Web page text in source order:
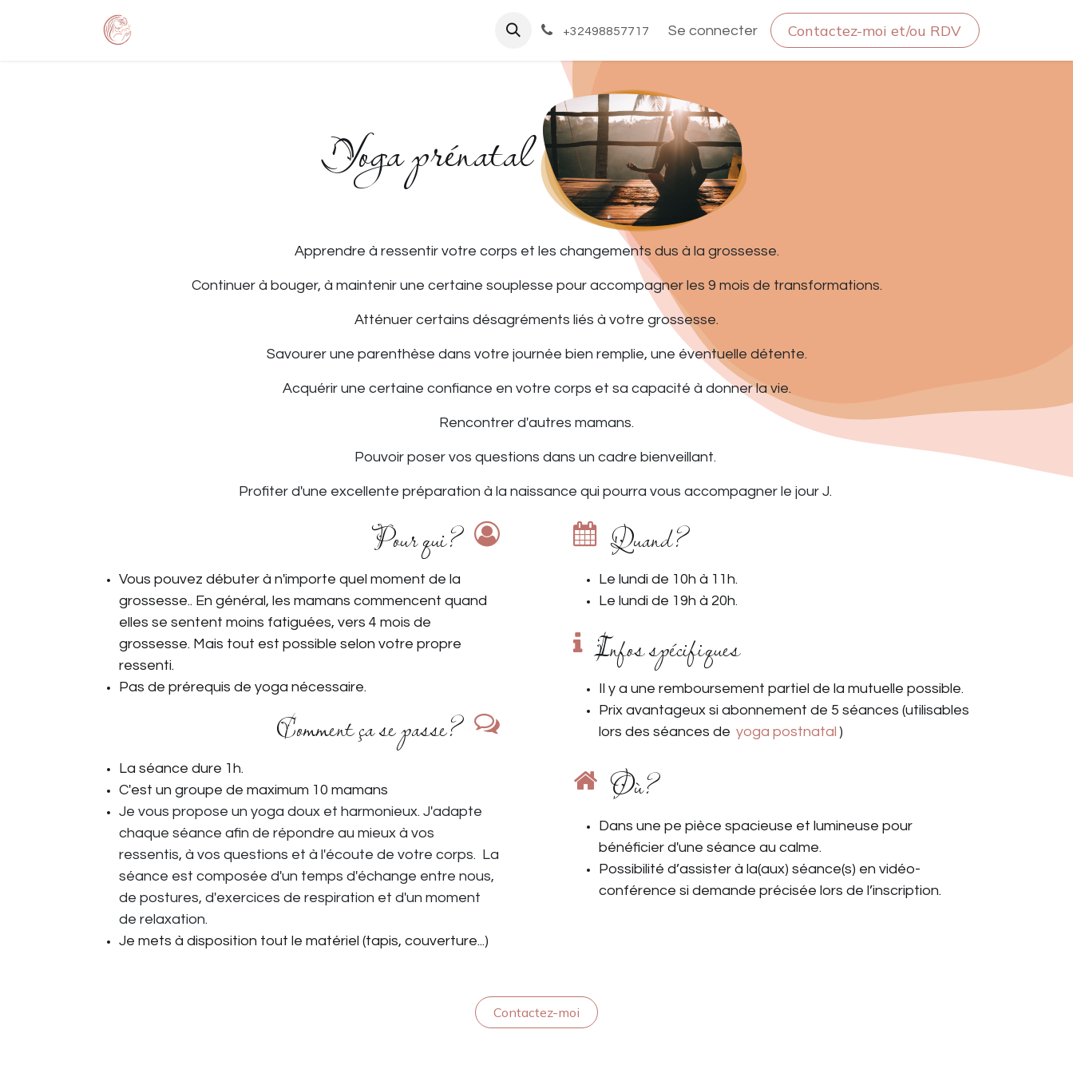
Qui suis-je? Tarifs+32498857717 Se connecter Contactez-moi et/ou RDV
Yoga prénatal
Apprendre à ressentir votre corps et les changements dus à la grossesse.
Continuer à bouger, à maintenir une certaine souplesse pour accompagner les 9 mois de transformations.
Atténuer certains désagréments liés à votre grossesse.
Savourer une parenthèse dans votre journée bien remplie, une éventuelle détente.
Acquérir une certaine confiance en votre corps et sa capacité à donner la vie.
Rencontrer d'autres mamans.
Pouvoir poser vos questions dans un cadre bienveillant.
Profiter d'une excellente préparation à la naissance qui pourra vous accompagner le jour J.
Pour qui?
Vous pouvez débuter à n'importe quel moment de la
grossesse.. En général, les mamans commencent quand
elles se sentent moins fatiguées, vers 4 mois de
grossesse. Mais tout est possible selon votre propre
ressenti.
Pas de prérequis de yoga nécessaire.
Comment ça se passe?
La séance dure 1h.
C'est un groupe de maximum 10 mamans
Je vous propose un yoga doux et harmonieux. J'adapte
chaque séance afin de répondre au mieux à vos
ressentis, à vos questions et à l'écoute de votre corps. La
séance est composée d'un temps d'échange entre nous,
de postures, d'exercices de respiration et d'un moment
de relaxation.
Je mets à disposition tout le matériel (tapis, couverture...)
Quand?
Le lundi de 10h à 11h.
Le lundi de 19h à 20h
Infos spécifiques
Il y a une remboursement partiel de la mutuelle possible.
Prix avantageux si abonnement de 5 séances (utilisables
lors des séances de yoga postnatal )
Où?
Dans une pe pièce spacieuse et lumineuse pour
bénéficier d'une séance au calme.
Possibilité d’assister à la(aux) séance(s) en vidéo-
conférence si demande précisée lors de l’inscription.
Contactez-moi